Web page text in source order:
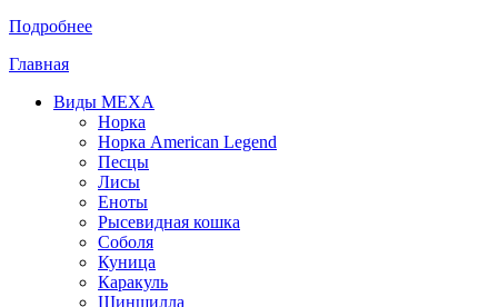
Подробнее
Главная
Виды МЕХА
Норка
Норка American Legend
Песцы
Лисы
Еноты
Рысевидная кошка
Соболя
Куница
Каракуль
Шиншилла